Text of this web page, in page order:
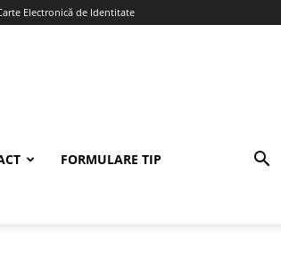
Electronică de Identitate
FORMULARE TIP